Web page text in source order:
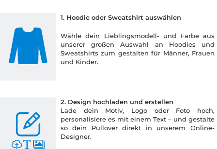
2. Design hochladen und erstellen
Lade dein Motiv, Logo oder Foto hoch,
personalisiere es mit einem Text – und gestalte
so dein Pullover direkt in unserem Online-
Designer.
1. Hoodie oder Sweatshirt auswählen
Wähle dein Lieblingsmodell- und Farbe aus
unserer großen Auswahl an Hoodies und
Sweatshirts zum gestalten für Männer, Frauen
und Kinder.